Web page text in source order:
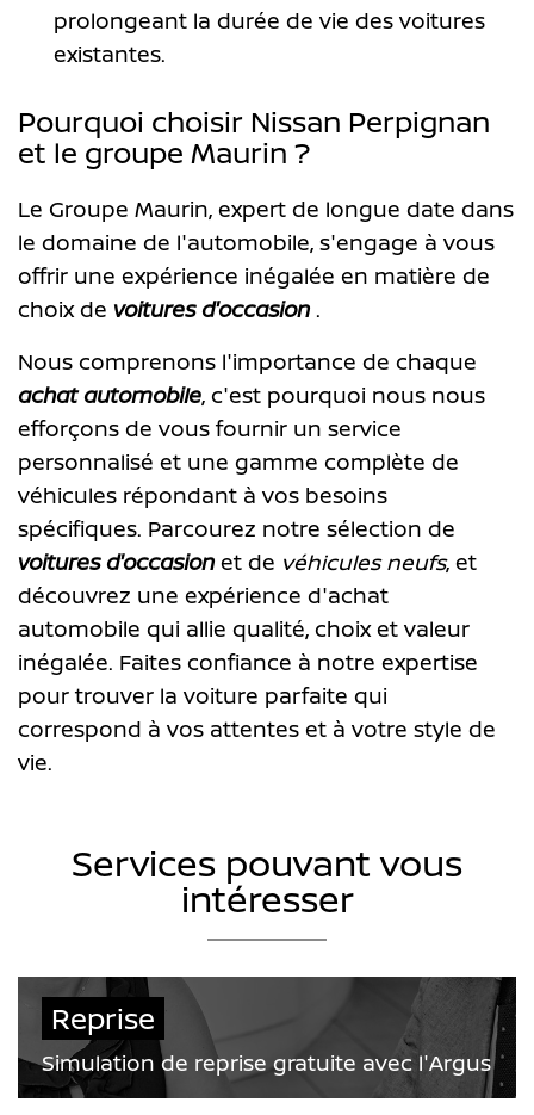
prolongeant la durée de vie des voitures
existantes.
Pourquoi choisir Nissan Perpignan
et le groupe Maurin ?
Le Groupe Maurin, expert de longue date dans
le domaine de l'automobile, s'engage à vous
offrir une expérience inégalée en matière de
choix de voitures d'occasion .
Nous comprenons l'importance de chaque
achat automobile, c'est pourquoi nous nous
efforçons de vous fournir un service
personnalisé et une gamme complète de
véhicules répondant à vos besoins
spécifiques. Parcourez notre sélection de
voitures d'occasion et de véhicules neufs, et
découvrez une expérience d'achat
automobile qui allie qualité, choix et valeur
inégalée. Faites confiance à notre expertise
pour trouver la voiture parfaite qui
correspond à vos attentes et à votre style de
vie.
Services pouvant vous
intéresser
Reprise
Simulation de reprise gratuite avec l'Argus